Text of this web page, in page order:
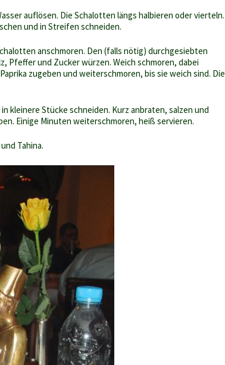
auflösen. Die Schalotten längs halbieren oder vierteln.
und in Streifen schneiden.
anschmoren. Den (falls nötig) durchgesiebten
Pfeffer und Zucker würzen. Weich schmoren, dabei
zugeben und weiterschmoren, bis sie weich sind. Die
kleinere Stücke schneiden. Kurz anbraten, salzen und
Einige Minuten weiterschmoren, heiß servieren.
Tahina.